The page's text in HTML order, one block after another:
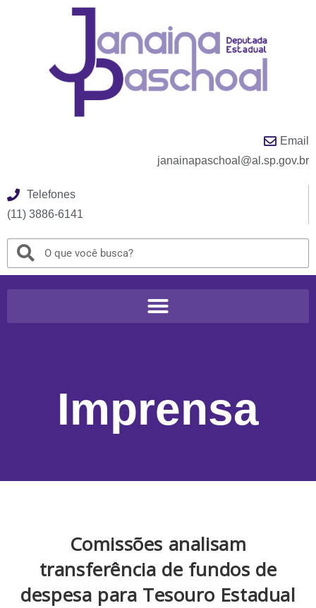
Email
janainapaschoal@al.sp.gov.br
Telefones
(11) 3886-6141
Imprensa
Comissões analisam
transferência de fundos de
despesa para Tesouro Estadual